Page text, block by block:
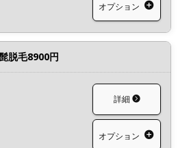
オプション
脱毛8900円
詳細
オプション